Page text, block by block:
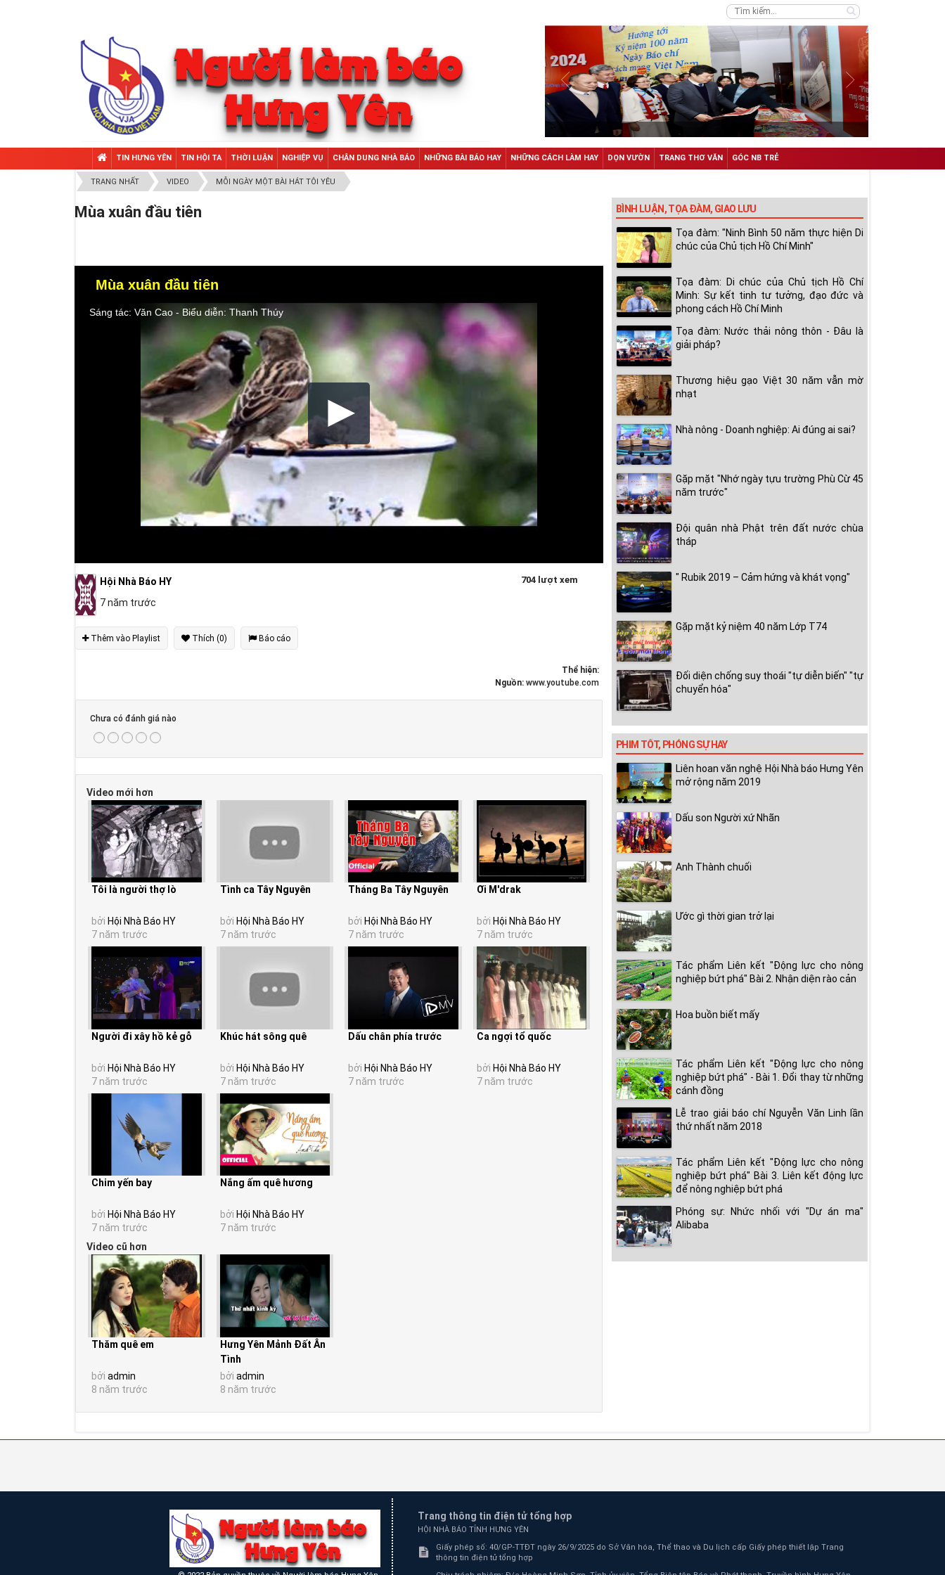
TIN HƯNG YÊN TIN HỘI TA THỜI LUẬN NGHIỆP VỤ CHÂN DUNG NHÀ BÁO NHỮNG BÀI BÁO HAY NHỮNG CÁCH LÀM HAY DỌN VƯỜN TRANG THƠ VĂN GÓC NB TRẺ
TRANG NHẤT VIDEO MỖI NGÀY MỘT BÀI HÁT TÔI YÊU
Mùa xuân đầu tiên
Mùa xuân đầu tiên
Sáng tác: Văn Cao - Biểu diễn: Thanh Thúy
Hội Nhà Báo HY
7 năm trước
704 lượt xem
Thêm vào Playlist Thích (0) Báo cáo
Thể hiện:
Nguồn: www.youtube.com
Chưa có đánh giá nào
Video mới hơn
Tôi là người thợ lò
bởi Hội Nhà Báo HY
7 năm trước
Tình ca Tây Nguyên
bởi Hội Nhà Báo HY
7 năm trước
Tháng Ba Tây Nguyên
bởi Hội Nhà Báo HY
7 năm trước
Ơi M'drak
bởi Hội Nhà Báo HY
7 năm trước
Người đi xây hồ kẻ gỗ
bởi Hội Nhà Báo HY
7 năm trước
Khúc hát sông quê
bởi Hội Nhà Báo HY
7 năm trước
Dấu chân phía trước
bởi Hội Nhà Báo HY
7 năm trước
Ca ngợi tổ quốc
bởi Hội Nhà Báo HY
7 năm trước
Chim yến bay
bởi Hội Nhà Báo HY
7 năm trước
Nắng ấm quê hương
bởi Hội Nhà Báo HY
7 năm trước
Video cũ hơn
Thăm quê em
bởi admin
8 năm trước
Hưng Yên Mảnh Đất Ân
Tình
bởi admin
8 năm trước
BÌNH LUẬN, TỌA ĐÀM, GIAO LƯU
Tọa đàm: "Ninh Bình 50 năm thực hiện Di
chúc của Chủ tịch Hồ Chí Minh"
Tọa đàm: Di chúc của Chủ tịch Hồ Chí
Minh: Sự kết tinh tư tưởng, đạo đức và
phong cách Hồ Chí Minh
Tọa đàm: Nước thải nông thôn - Đâu là
giải pháp?
Thương hiệu gạo Việt 30 năm vẫn mờ
nhạt
Nhà nông - Doanh nghiệp: Ai đúng ai sai?
Gặp mặt "Nhớ ngày tựu trường Phù Cừ 45
năm trước"
Đội quân nhà Phật trên đất nước chùa
tháp
" Rubik 2019 – Cảm hứng và khát vọng"
Gặp mặt kỷ niệm 40 năm Lớp T74
Đối diện chống suy thoái "tự diễn biến" "tự
chuyển hóa"
PHIM TỐT, PHÓNG SỰ HAY
Liên hoan văn nghệ Hội Nhà báo Hưng Yên
mở rộng năm 2019
Dấu son Người xứ Nhãn
Anh Thành chuối
Ước gì thời gian trở lại
Tác phẩm Liên kết "Động lực cho nông
nghiệp bứt phá" Bài 2. Nhận diện rào cản
Hoa buồn biết mấy
Tác phẩm Liên kết "Động lực cho nông
nghiệp bứt phá" - Bài 1. Đổi thay từ những
cánh đồng
Lễ trao giải báo chí Nguyễn Văn Linh lần
thứ nhất năm 2018
Tác phẩm Liên kết "Động lực cho nông
nghiệp bứt phá" Bài 3. Liên kết động lực
để nông nghiệp bứt phá
Phóng sự: Nhức nhối với "Dự án ma"
Alibaba
Trang thông tin điện tử tổng hợp
HỘI NHÀ BÁO TỈNH HƯNG YÊN
Giấy phép số: 40/GP-TTĐT ngày 26/9/2025 do Sở Văn hóa, Thể thao và Du lịch cấp Giấy phép thiết lập Trang
thông tin điện tử tổng hợp